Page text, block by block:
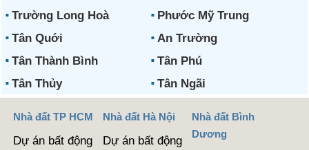
Trường Long Hoà
Phước Mỹ Trung
Tân Quới
An Trường
Tân Thành Bình
Tân Phú
Tân Thủy
Tân Ngãi
Nhà đất TP HCM
Dự án bất động
Nhà đất Hà Nội
Dự án bất động
Nhà đất Bình
Dương